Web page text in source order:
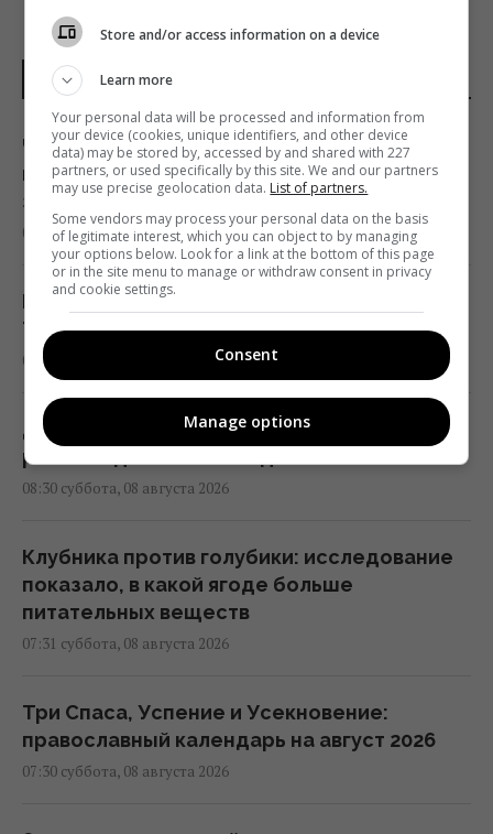
НОВОСТИ ДНЯ
Чего не следует делать после ужина:
гастроэнтерологи дали три совета для
здорового пищеварения
08:58 суббота, 08 августа 2026
Вышел трейлер нового римейка "Аферы
Томаса Крауна" от Майкла Б. Джордана
08:34 суббота, 08 августа 2026
День Независимости 2026: 24 августа -
рабочий день или выходной
08:30 суббота, 08 августа 2026
Клубника против голубики: исследование
показало, в какой ягоде больше
питательных веществ
07:31 суббота, 08 августа 2026
Три Спаса, Успение и Усекновение:
православный календарь на август 2026
07:30 суббота, 08 августа 2026
Store and/or access information on a device
Learn more
Your personal data will be processed and information from
your device (cookies, unique identifiers, and other device
data) may be stored by, accessed by and shared with 227
partners, or used specifically by this site. We and our partners
may use precise geolocation data. List of partners.
Some vendors may process your personal data on the basis
of legitimate interest, which you can object to by managing
your options below. Look for a link at the bottom of this page
or in the site menu to manage or withdraw consent in privacy
and cookie settings.
Consent
Manage options